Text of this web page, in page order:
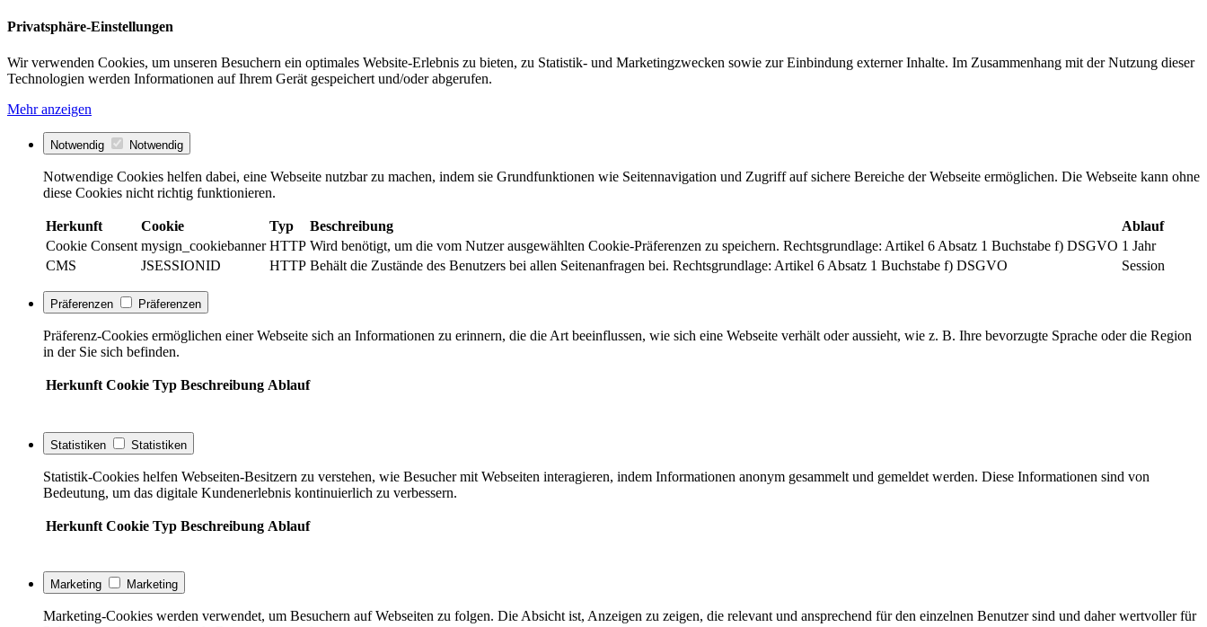
Privatsphäre-Einstellungen
Wir verwenden Cookies, um unseren Besuchern ein optimales Website-Erlebnis zu bieten, zu Statistik- und Marketingzwecken sowie zur Einbindung externer Inhalte. Im Zusammenhang mit der Nutzung dieser
Technologien werden Informationen auf Ihrem Gerät gespeichert und/oder abgerufen.
Mehr anzeigen
Notwendig Notwendig
Notwendige Cookies helfen dabei, eine Webseite nutzbar zu machen, indem sie Grundfunktionen wie Seitennavigation und Zugriff auf sichere Bereiche der Webseite ermöglichen. Die Webseite kann ohne
diese Cookies nicht richtig funktionieren.
Herkunft Cookie Typ Beschreibung
Ablauf
Cookie Consent mysign_cookiebanner HTTP Wird benötigt, um die vom Nutzer ausgewählten Cookie-Präferenzen zu speichern. Rechtsgrundlage: Artikel 6 Absatz 1 Buchstabe f) DSGVO 1 Jahr
CMS
JSESSIONID HTTP Behält die Zustände des Benutzers bei allen Seitenanfragen bei. Rechtsgrundlage: Artikel 6 Absatz 1 Buchstabe f) DSGVO Session
Präferenzen Präferenzen
Präferenz-Cookies ermöglichen einer Webseite sich an Informationen zu erinnern, die die Art beeinflussen, wie sich eine Webseite verhält oder aussieht, wie z. B. Ihre bevorzugte Sprache oder die Region
in der Sie sich befinden.
Herkunft Cookie Typ Beschreibung Ablauf
Statistiken Statistiken
Statistik-Cookies helfen Webseiten-Besitzern zu verstehen, wie Besucher mit Webseiten interagieren, indem Informationen anonym gesammelt und gemeldet werden. Diese Informationen sind von
Bedeutung, um das digitale Kundenerlebnis kontinuierlich zu verbessern.
Herkunft Cookie Typ Beschreibung Ablauf
Marketing Marketing
Marketing-Cookies werden verwendet, um Besuchern auf Webseiten zu folgen. Die Absicht ist, Anzeigen zu zeigen, die relevant und ansprechend für den einzelnen Benutzer sind und daher wertvoller für